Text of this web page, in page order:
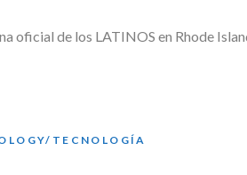
TECNOLOGÍA